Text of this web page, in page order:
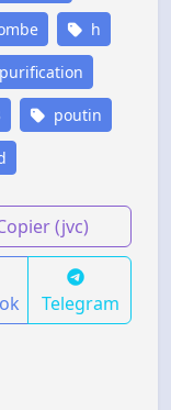
h
purification
poutin
(jvc)
Telegram